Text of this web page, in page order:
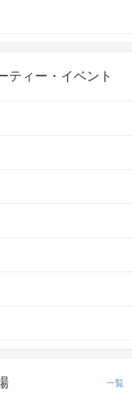
ティー・イベント
一覧